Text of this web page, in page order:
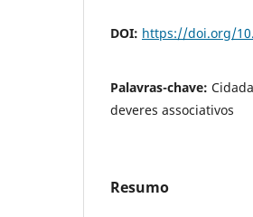
DOI: https://doi.org/
Palavras-chave:
deveres associativos
Resumo